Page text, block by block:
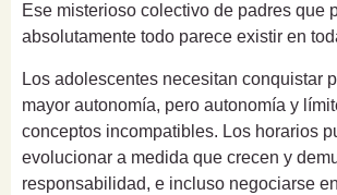
Ese misterioso colectivo de padres que
absolutamente todo parece existir en
Los adolescentes necesitan conquistar
mayor autonomía, pero autonomía y
conceptos incompatibles. Los horarios
evolucionar a medida que crecen y
responsabilidad, e incluso negociarse